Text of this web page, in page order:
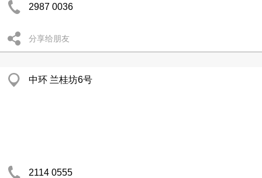
2987 0036
分享给朋友
中环 兰桂坊6号
2114 0555